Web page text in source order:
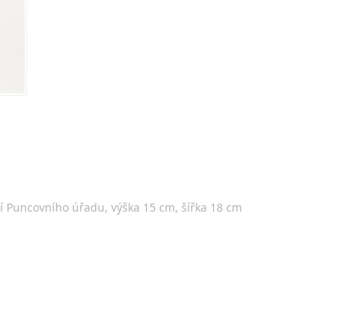
úřadu, výška 15 cm, šířka 18 cm